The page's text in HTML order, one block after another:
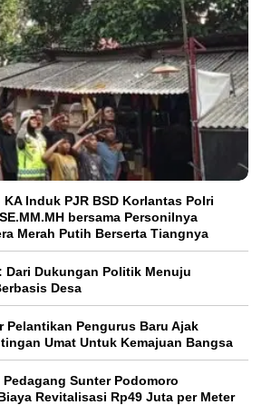
Induk PJR BSD Korlantas Polri
bersama Personilnya
Merah Putih Berserta Tiangnya
Dari Dukungan Politik Menuju
Desa
Pelantikan Pengurus Baru Ajak
Umat Untuk Kemajuan Bangsa
Sunter Podomoro
Revitalisasi Rp49 Juta per Meter